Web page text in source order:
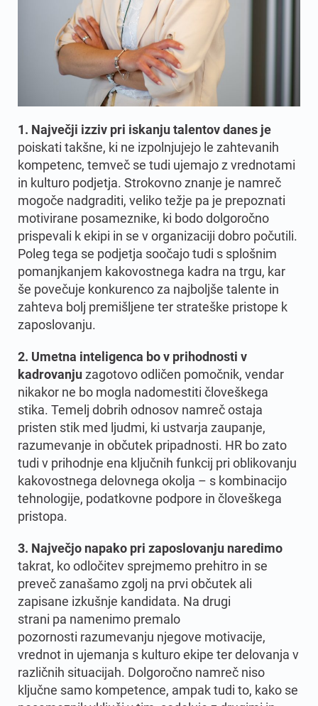
1. Največji izziv pri iskanju talentov danes je
poiskati takšne, ki ne izpolnjujejo le zahtevanih
kompetenc, temveč se tudi ujemajo z vrednotami
in kulturo podjetja. Strokovno znanje je namreč
mogoče nadgraditi, veliko težje pa je prepoznati
motivirane posameznike, ki bodo dolgoročno
prispevali k ekipi in se v organizaciji dobro počutili.
Poleg tega se podjetja soočajo tudi s splošnim
pomanjkanjem kakovostnega kadra na trgu, kar
še povečuje konkurenco za najboljše talente in
zahteva bolj premišljene ter strateške pristope k
zaposlovanju.
2. Umetna inteligenca bo v prihodnosti v
kadrovanjuzagotovo odličen pomočnik, vendar
nikakor ne bo mogla nadomestiti človeškega
stika. Temelj dobrih odnosov namreč ostaja
pristen stik med ljudmi, ki ustvarja zaupanje,
razumevanje in občutek pripadnosti. HR bo zato
tudi v prihodnje ena ključnih funkcij pri oblikovanju
kakovostnega delovnega okolja – s kombinacijo
tehnologije, podatkovne podpore in človeškega
pristopa.
3. Največjo napako pri zaposlovanju naredimo
takrat, ko odločitev sprejmemo prehitro in se
preveč zanašamo zgolj na prvi občutek ali
zapisane izkušnje kandidata. Na drugi
strani pa namenimo premalo
pozornosti razumevanju njegove motivacije,
vrednot in ujemanja s kulturo ekipe ter delovanja v
različnih situacijah. Dolgoročno namreč niso
ključne samo kompetence, ampak tudi to, kako se